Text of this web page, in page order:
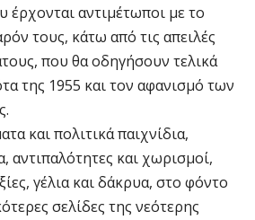
έρχονται αντιμέτωποι με το
τους, κάτω από τις απειλές
που θα οδηγήσουν τελικά
της 1955 και τον αφανισμό των
και πολιτικά παιχνίδια,
αντιπαλότητες και χωρισμοί,
γέλια και δάκρυα, στο φόντο
σελίδες της νεότερης